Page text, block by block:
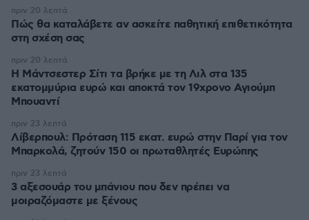
Πώς θα καταλάβετε αν ασκείτε παθητική επιθετικότητα
στη σχέση σας
πριν 20 λεπτά
Η Μάντσεστερ Σίτι τα βρήκε με τη Λιλ στα 135
εκατομμύρια ευρώ και αποκτά τον 19χρονο Αγιούμπ
Μπουαντί
πριν 20 λεπτά
Λίβερπουλ: Πρόταση 115 εκατ. ευρώ στην Παρί για τον
Μπαρκολά, ζητούν 150 οι πρωταθλητές Ευρώπης
πριν 23 λεπτά
3 αξεσουάρ του μπάνιου που δεν πρέπει να
μοιραζόμαστε με ξένους
πριν 23 λεπτά